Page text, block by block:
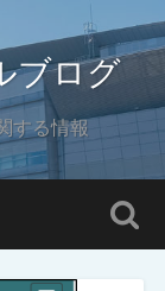
ブログ
する情報